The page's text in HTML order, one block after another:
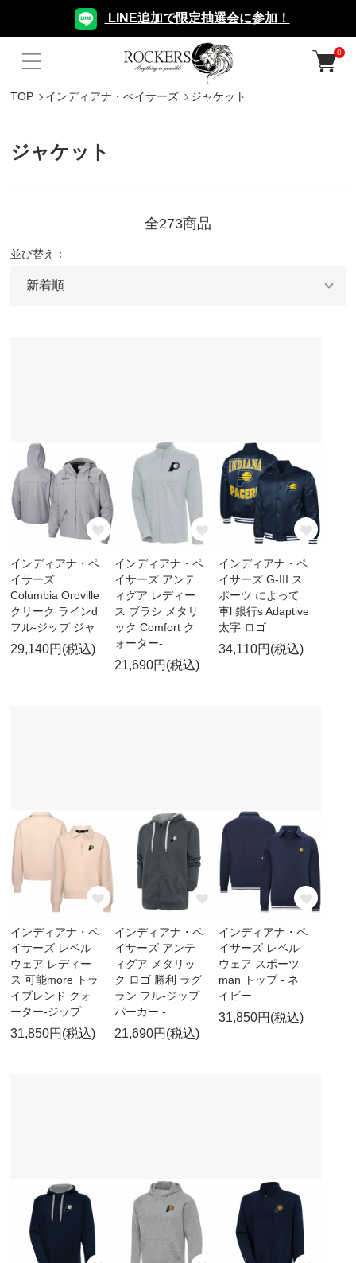
LINE追加で限定抽選会に参加！
0
TOP インディアナ・ぺイサーズ ジャケット
ジャケット
全273商品
並び替え：
インディアナ・ペ
イサーズ
Columbia Oroville
クリーク ラインd
フル-ジップ ジャ
29,140円(税込)
インディアナ・ペ
イサーズ アンテ
ィグア レディー
ス ブラシ メタリ
ック Comfort ク
ォーター-
21,690円(税込)
インディアナ・ペ
イサーズ G-III ス
ポーツ によって
車l 銀行s Adaptive
太字 ロゴ
34,110円(税込)
インディアナ・ペ
イサーズ レベル
ウェア レディー
ス 可能more トラ
イブレンド クォ
ーター-ジップ
31,850円(税込)
インディアナ・ペ
イサーズ アンテ
ィグア メタリッ
ク ロゴ 勝利 ラグ
ラン フル-ジップ
パーカー -
21,690円(税込)
インディアナ・ペ
イサーズ レベル
ウェア スポーツ
man トップ - ネ
イビー
31,850円(税込)